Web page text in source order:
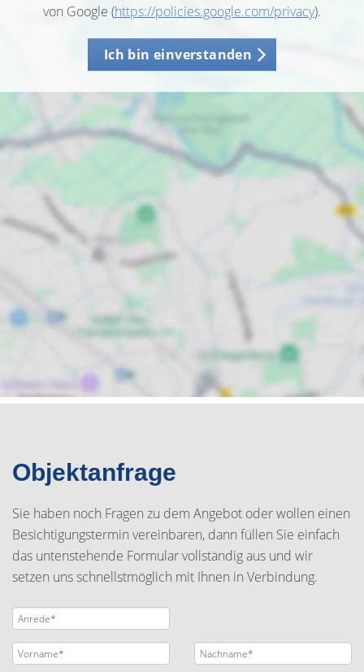
von Google (https://policies.google.com/privacy).
Ich bin einverstanden
Objektanfrage
Sie haben noch Fragen zu dem Angebot oder wollen einen
Besichtigungstermin vereinbaren, dann füllen Sie einfach
das untenstehende Formular vollständig aus und wir
setzen uns schnellstmöglich mit Ihnen in Verbindung.